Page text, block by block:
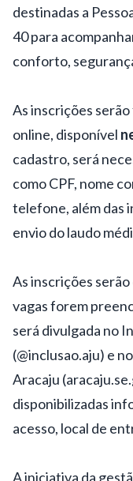
destinadas a
40 para
conforto,
As inscrições
online, disponível
cadastro, será
como CPF, nome
telefone, além das
envio do laudo
As inscrições
vagas forem
será divulgada no
(@inclusao.aju) e
Aracaju
disponibilizadas
acesso, local de
A iniciativa da